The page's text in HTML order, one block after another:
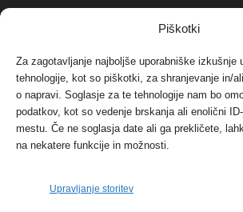
Piškotki
Za zagotavljanje najboljše uporabniške izkušnje
tehnologije, kot so piškotki, za shranjevanje in/
o napravi. Soglasje za te tehnologije nam bo
podatkov, kot so vedenje brskanja ali enolični
mestu. Če ne soglasja date ali ga prekličete,
na nekatere funkcije in možnosti.
Upravljanje storitev
NAJBOLJ KOMENTIRANO
Protest proti vetrnim
svetu pa vedno bolj...
Dogodki 12. maja, 2017
Tožilstvo v Celovcu v korist
Verbund